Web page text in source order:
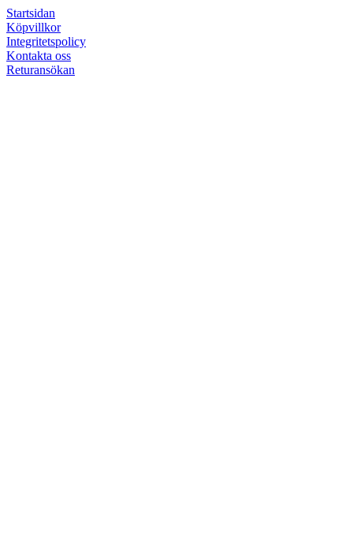
Startsidan
Köpvillkor
Integritetspolicy
Kontakta oss
Returansökan